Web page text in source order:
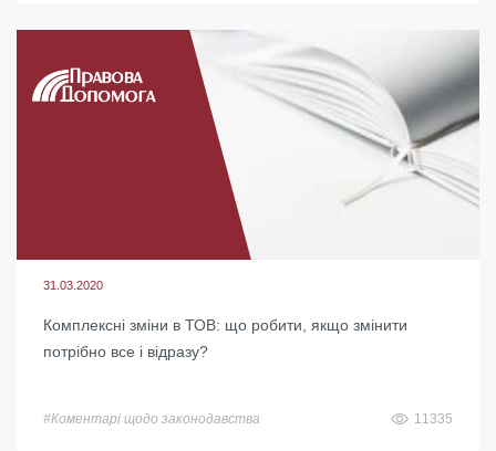
31.03.2020
Комплексні зміни в ТОВ: що робити, якщо змінити
потрібно все і відразу?
#Коментарі щодо законодавства 11335